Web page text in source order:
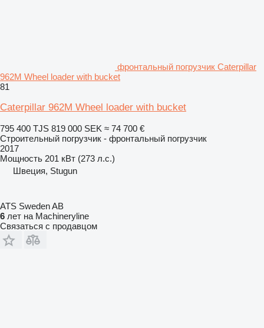
фронтальный погрузчик Caterpillar
962M Wheel loader with bucket
81
Caterpillar 962M Wheel loader with bucket
795 400 TJS 819 000 SEK ≈ 74 700 €
Строительный погрузчик - фронтальный погрузчик
2017
Мощность 201 кВт (273 л.с.)
Швеция, Stugun
ATS Sweden AB
6 лет на Machineryline
Связаться с продавцом